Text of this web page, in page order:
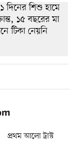
প্রথম আলো ট্রাস্ট